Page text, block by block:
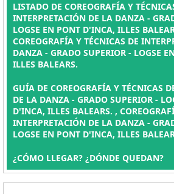
LISTADO DE COREOGRAFÍA Y
INTERPRETACIÓN DE LA DANZA -
LOGSE EN PONT D'INCA, ILLES
COREOGRAFÍA Y TÉCNICAS DE
DANZA - GRADO SUPERIOR - LOGSE
ILLES BALEARS.
GUÍA DE COREOGRAFÍA Y TÉCNICAS
DE LA DANZA - GRADO SUPERIOR -
D'INCA, ILLES BALEARS. ,
INTERPRETACIÓN DE LA DANZA -
LOGSE EN PONT D'INCA, ILLES
¿CÓMO LLEGAR? ¿DÓNDE QUEDAN?